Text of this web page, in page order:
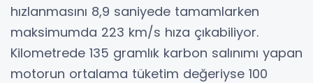
hızlanmasını 8,9 saniyede tamamlarken
maksimumda 223 km/s hıza çıkabiliyor.
Kilometrede 135 gramlık karbon salınımı yapan
motorun ortalama tüketim değeriyse 100